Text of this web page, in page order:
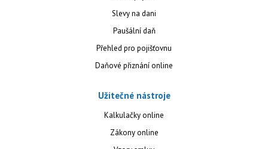
Slevy na dani
Paušální daň
Přehled pro pojišťovnu
Daňové přiznání online
Užitečné nástroje
Kalkulačky online
Zákony online